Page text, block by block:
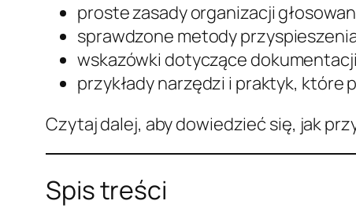
proste zasady organizacji
sprawdzone metody
wskazówki dotyczące
przykłady narzędzi i praktyk, które
Czytaj dalej, aby dowiedzieć się, jak
Spis treści